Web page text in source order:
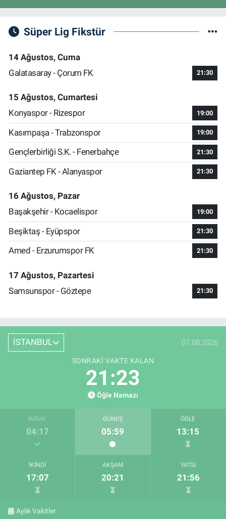
Süper Lig Fikstür
14 Ağustos, Cuma
Galatasaray - Çorum FK
21:30
15 Ağustos, Cumartesi
Konyaspor - Rizespor
19:00
Kasımpaşa - Trabzonspor 19:00
Gençlerbirliği S.K. - Fenerbahçe 21:30
Gaziantep FK - Alanyaspor 21:30
16 Ağustos, Pazar
Başakşehir - Kocaelispor
19:00
Beşiktaş - Eyüpspor 21:30
Amed - Erzurumspor FK 21:30
17 Ağustos, Pazartesi
Samsunspor - Göztepe
21:30
İSTANBUL 07.08.2026
SONRAKI VAKTE KALAN
21:22
Öğle Namazı
İMSAK
04:17
GÜNEŞ
05:59
ÖĞLE
13:15
İKINDI
17:07
AKŞAM
20:21
YATSI
21:56
Aylık Vakitler